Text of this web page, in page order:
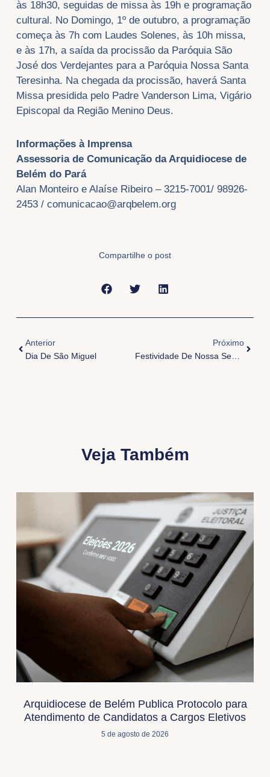
às 18h30, seguidas de missa às 19h e programação
cultural. No Domingo, 1º de outubro, a programação
começa às 7h com Laudes Solenes, às 10h missa,
e às 17h, a saída da procissão da Paróquia São
José dos Verdejantes para a Paróquia Nossa Santa
Teresinha. Na chegada da procissão, haverá Santa
Missa presidida pelo Padre Vanderson Lima, Vigário
Episcopal da Região Menino Deus.
Informações àImprensa
Assessoria de Comunicação da Arquidiocese de
Belém do Pará
Alan Monteiro e Alaíse Ribeiro – 3215-7001/ 98926-
2453 / comunicacao@arqbelem.org
Compartilhe o post
Anterior
Dia De São Miguel
Próximo
Festividade De Nossa Senhora Aparecida
Veja Também
Arquidiocese de Belém Publica Protocolo para
Atendimento de Candidatos a Cargos Eletivos
5 de agosto de 2026